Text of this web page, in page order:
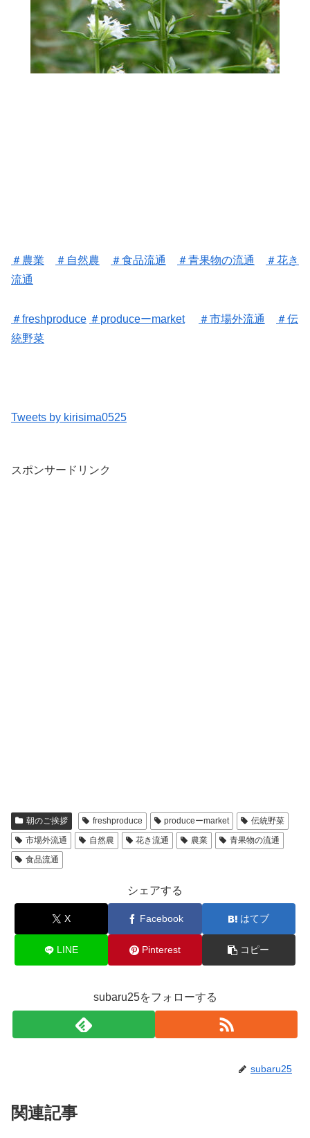
＃ 農業 ＃ 自然農 ＃食品流通 ＃青果物の流通
＃花き
流通
＃freshproduce ＃ produceーmarket ＃市場外流通 ＃伝
統野菜
Tweets by kirisima0525
スポンサードリンク
朝のご挨拶 freshproduce produceーmarket
伝統野菜
市場外流通
自然農 花き流通 農業
青果物の流通
食品流通
シェアする
X Facebook はてブ
LINE Pinterest コピー
subaru25をフォローする
subaru25
関連記事